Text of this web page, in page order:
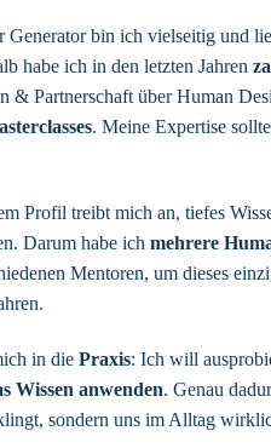
Generator bin ich vielseitig und
habe ich in den letzten Jahren
& Partnerschaft über Human
. Meine Expertise
Profil treibt mich an, tiefes
Darum habe ichmehrere
Mentoren, um dieses
in diePraxis: Ich will
Wissen anwenden. Genau
sondern uns im Alltag